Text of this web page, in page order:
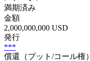
満期済み
金額
2,000,000,000 USD
発行
***
償還（プット/コール権）